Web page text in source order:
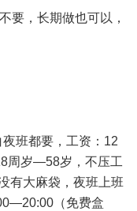
要，长期做也可以，
班都要，工资：12
周岁—58岁，不压工
有大麻袋，夜班上班
（免费盒